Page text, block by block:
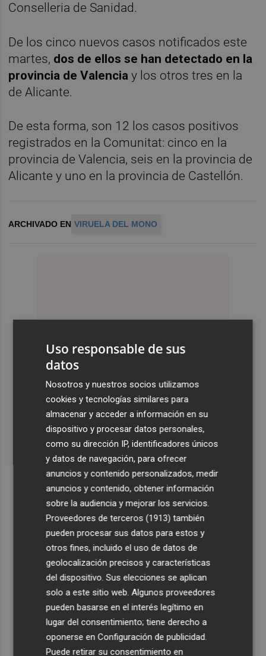
Conselleria de Sanidad.
De los cinco nuevos casos notificados este
martes, dos de ellos se han detectado en la
provincia de Valencia y los otros tres en la
de Alicante.
De esta forma, son 12 los casos positivos
registrados en la Comunitat: cinco en la
provincia de Valencia, seis en la provincia de
Alicante y uno en la provincia de Castellón.
ARCHIVADO EN VIRUELA DEL MONO
Uso responsable de sus
datos
Nosotros y nuestros socios utilizamos
cookies y tecnologías similares para
almacenar y acceder a información en su
dispositivo y procesar datos personales,
como su dirección IP, identificadores únicos
y datos de navegación, para ofrecer
anuncios y contenido personalizados, medir
anuncios y contenido, obtener información
sobre la audiencia y mejorar los servicios.
Proveedores de terceros (1913) también
pueden procesar sus datos para estos y
otros fines, incluido el uso de datos de
geolocalización precisos y características
del dispositivo. Sus elecciones se aplican
solo a este sitio web. Algunos proveedores
pueden basarse en el interés legítimo en
lugar del consentimiento; tiene derecho a
oponerse enConfiguración de publicidad
Puede retirar su consentimiento en